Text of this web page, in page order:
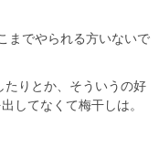
までやられる方いないで
りとか、そういうの好
してなくて梅干しは。